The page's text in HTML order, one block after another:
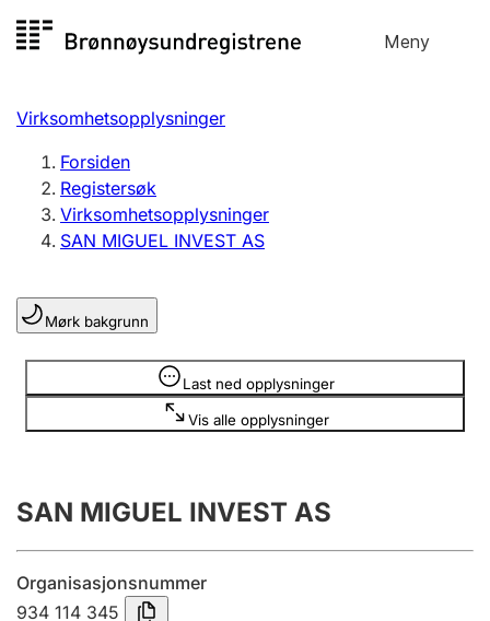
til
Meny
Registersøk
Aksjeselskap
Enkeltpersonforetak
Registrere, endre, slette
Lag og forening
Registrere, endre, slette
Årsregnskap
Innsending og forsinkelsesgebyr
Virksomhetsopplysninger
Forsiden
Registersøk
Virksomhetsopplysninger
SAN MIGUEL INVEST AS
Mørk bakgrunn
Last ned opplysninger
Vis alle opplysninger
Opplysninger er skjult
SAN MIGUEL INVEST AS
Organisasjonsnummer
934 114 345